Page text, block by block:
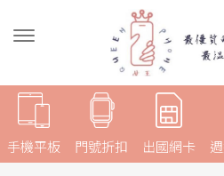
手機平板 門號折扣 出國網卡